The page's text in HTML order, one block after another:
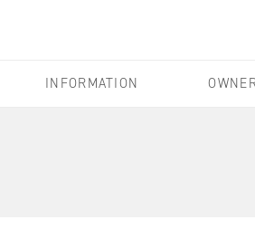
INFORMATION